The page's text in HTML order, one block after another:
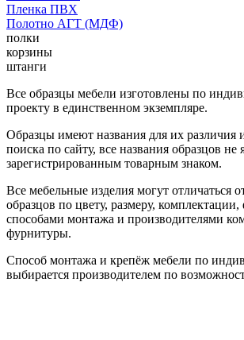
Пленка ПВХ
Полотно АГТ (МДФ)
полки
корзины
штанги
Все образцы мебели изготовлены по
проекту в единственном экземпляре.
Образцы имеют названия для их различия
поиска по сайту, все названия образцов не
зарегистрированным товарным знаком.
Все мебельные изделия могут отличаться
образцов по цвету, размеру,
способами монтажа и производителями
фурнитуры.
Способ монтажа и крепёж мебели по
выбирается производителем по